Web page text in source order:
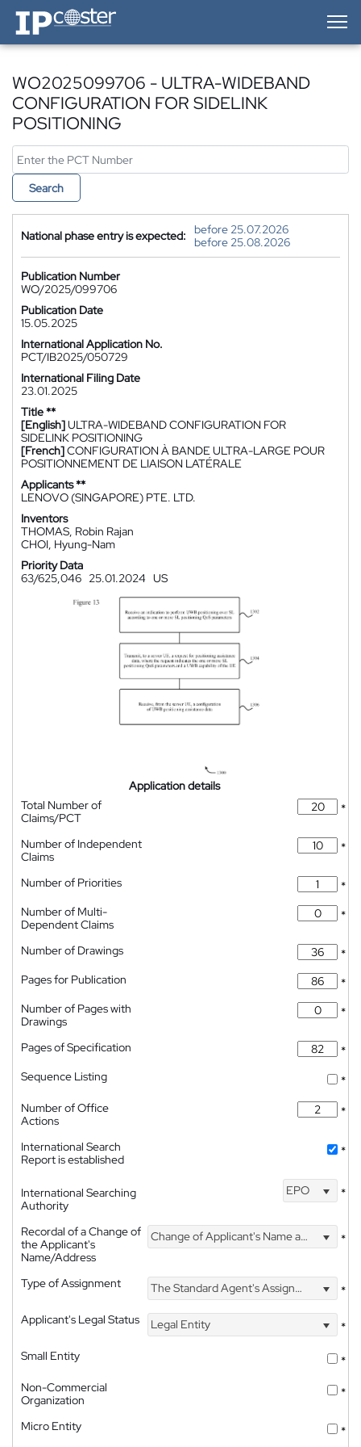
IP-Coster — Home
WO2025099706 - ULTRA-WIDEBAND
CONFIGURATION FOR SIDELINK
POSITIONING
Search
National phase entry is expected:
before 25.07.2026
before 25.08.2026
Publication Number
WO/2025/099706
Publication Date
15.05.2025
International Application No.
PCT/IB2025/050729
International Filing Date
23.01.2025
Title **
[English]ULTRA-WIDEBAND CONFIGURATION FOR
SIDELINK POSITIONING
[French]CONFIGURATION À BANDE ULTRA-LARGE POUR
POSITIONNEMENT DE LIAISON LATÉRALE
Applicants **
LENOVO (SINGAPORE) PTE. LTD.
Inventors
THOMAS, Robin Rajan
CHOI, Hyung-Nam
Priority Data
63/625,046 25.01.2024 US
Application details
Total Number of
Claims/PCT
*
Number of Independent
Claims
*
Number of Priorities
*
Number of Multi-
Dependent Claims
*
Number of Drawings
*
Pages for Publication
*
Number of Pages with
Drawings
*
Pages of Specification
*
Sequence Listing
*
Number of Office
Actions
*
International Search
Report is established
*
International Searching
Authority
EPO *
Recordal of a Change of
the Applicant's
Name/Address
Change of Applicant's Name and Address *
Type of Assignment The Standard Agent's Assignment
*
Applicant's Legal Status
Legal Entity
*
Small Entity
*
Non-Commercial
Organization
*
Micro Entity *